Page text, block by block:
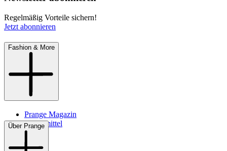
Regelmäßig Vorteile sichern!
Jetzt abonnieren
Fashion & More
Prange Magazin
Pflegemittel
Über Prange